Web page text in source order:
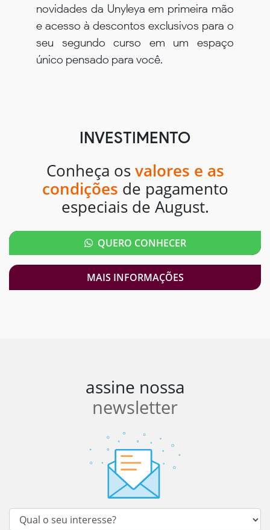
novidades da Unyleya em primeira mão
e acesso à descontos exclusivos para o
seu segundo curso em um espaço
único pensado para você.
INVESTIMENTO
Conheça os valores e as
condições de pagamento
especiais de August.
QUERO CONHECER
MAIS INFORMAÇÕES
assine nossa
newsletter